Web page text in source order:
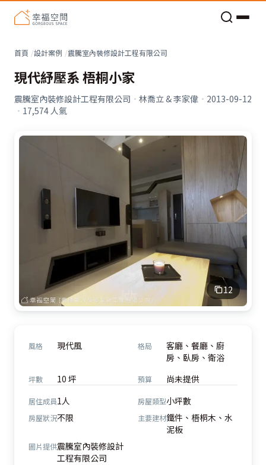
首頁 設計案例 震騰室內裝修設計工程有限公司
現代紓壓系 梧桐小家
震騰室內裝修設計工程有限公司 · 林喬立 & 李家偉 · 2013-09-12
· 17,574人氣
12
風格 現代風 格局
客廳、餐廳、廚
房、臥房、衛浴
坪數 10 坪 預算 尚未提供
居住成員1人 房屋類型小坪數
房屋狀況不限 主要建材鐵件、梧桐木、水
泥板
圖片提供震騰室內裝修設計
工程有限公司